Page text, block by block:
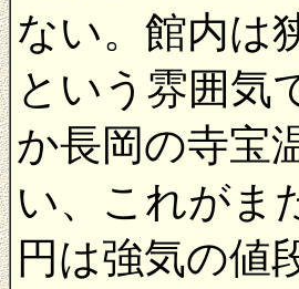
ない。館内は
という雰囲気
か長岡の寺宝
い、これがま
円は強気の値